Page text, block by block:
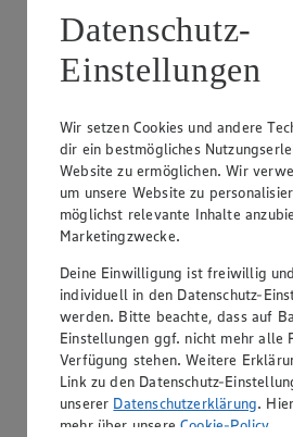
Mit Video
Couscous-Salat
Zubereitungsdauer
Datenschutz-
Einstellungen
Wir setzen Cookies und andere
dir ein bestmögliches
Website zu ermöglichen. Wir
um unsere Website zu
möglichst relevante Inhalte
Marketingzwecke.
Deine Einwilligung ist freiwillig
individuell in den Datenschutz-
werden. Bitte beachte, dass auf
Einstellungen ggf. nicht mehr alle
Verfügung stehen. Weitere
Link zu den Datenschutz-
unserer Datenschutzerklärung.
mehr über unsereCookie-Policy.